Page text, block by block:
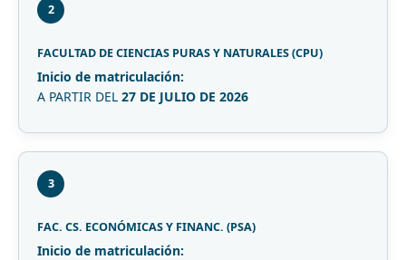
2
FACULTAD DE CIENCIAS PURAS Y NATURALES (CPU)
Inicio de matriculación:
A PARTIR DEL 27 DE JULIO DE 2026
3
FAC. CS. ECONÓMICAS Y FINANC. (PSA)
Inicio de matriculación: